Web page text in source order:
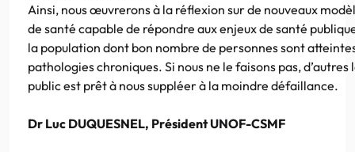
Ainsi, nous œuvrerons à la réflexion sur de nouveaux
de santé capable de répondre aux enjeux de santé
la population dont bon nombre de personnes sont
pathologies chroniques. Si nous ne le faisons pas,
public est prêt à nous suppléer à la moindre défaillance.
Dr Luc DUQUESNEL, Président UNOF-CSMF